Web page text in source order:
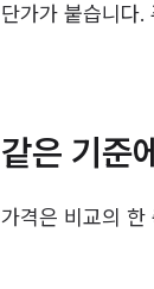
단가가 붙습니다
같은 기준
가격은 비교의 한